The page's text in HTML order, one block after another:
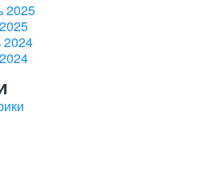
2025
2024